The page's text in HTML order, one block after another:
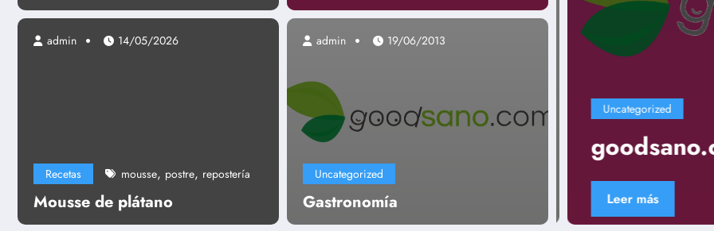
Recetas mousse, postre, repostería
Mousse de plátano
admin 14/05/2026
Uncategorized
Gastronomía
admin 19/06/2013
Leer más
Uncategorized
Leer más